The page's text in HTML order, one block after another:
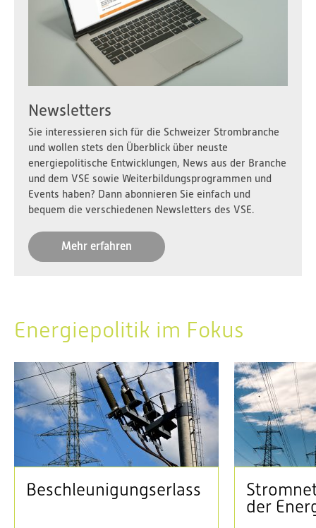
Newsletters
Sie interessieren sich für die Schweizer Strombranche
und wollen stets den Überblick über neuste
energiepolitische Entwicklungen, News aus der Branche
und dem VSE sowie Weiterbildungsprogrammen und
Events haben? Dann abonnieren Sie einfach und
bequem die verschiedenen Newsletters des VSE.
Mehr erfahren
Energiepolitik im Fokus
Beschleunigungserlass
der